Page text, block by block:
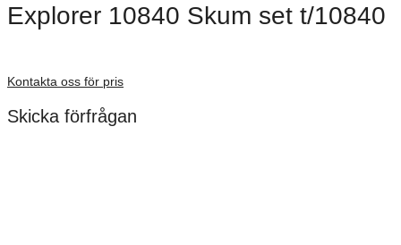
Explorer 10840 Skum set t/10840
Kontakta oss för pris
Skicka förfrågan